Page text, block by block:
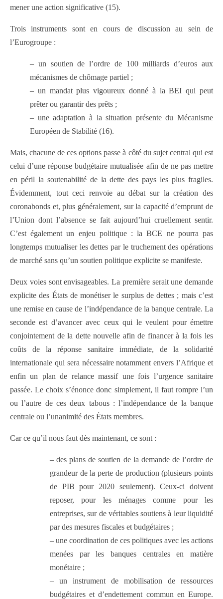
mener une action significative (15).
Trois instruments sont en cours de discussion au sein de
l’Eurogroupe :
– un soutien de l’ordre de 100 milliards d’euros aux
mécanismes de chômage partiel ;
– un mandat plus vigoureux donné à la BEI qui peut
prêter ou garantir des prêts ;
– une adaptation à la situation présente du Mécanisme
Européen de Stabilité (16).
Mais, chacune de ces options passe à côté du sujet central qui est
celui d’une réponse budgétaire mutualisée afin de ne pas mettre
en péril la soutenabilité de la dette des pays les plus fragiles.
Évidemment, tout ceci renvoie au débat sur la création des
coronabonds et, plus généralement, sur la capacité d’emprunt de
l’Union dont l’absence se fait aujourd’hui cruellement sentir.
C’est également un enjeu politique : la BCE ne pourra pas
longtemps mutualiser les dettes par le truchement des opérations
de marché sans qu’un soutien politique explicite se manifeste.
Deux voies sont envisageables. La première serait une demande
explicite des États de monétiser le surplus de dettes ; mais c’est
une remise en cause de l’indépendance de la banque centrale. La
seconde est d’avancer avec ceux qui le veulent pour émettre
conjointement de la dette nouvelle afin de financer à la fois les
coûts de la réponse sanitaire immédiate, de la solidarité
internationale qui sera nécessaire notamment envers l’Afrique et
enfin un plan de relance massif une fois l’urgence sanitaire
passée. Le choix s’énonce donc simplement, il faut rompre l’un
ou l’autre de ces deux tabous : l’indépendance de la banque
centrale ou l’unanimité des États membres.
Car ce qu’il nous faut dès maintenant, ce sont :
– des plans de soutien de la demande de l’ordre de
grandeur de la perte de production (plusieurs points
de PIB pour 2020 seulement). Ceux-ci doivent
reposer, pour les ménages comme pour les
entreprises, sur de véritables soutiens à leur liquidité
par des mesures fiscales et budgétaires ;
– une coordination de ces politiques avec les actions
menées par les banques centrales en matière
monétaire ;
– un instrument de mobilisation de ressources
budgétaires et d’endettement commun en Europe.